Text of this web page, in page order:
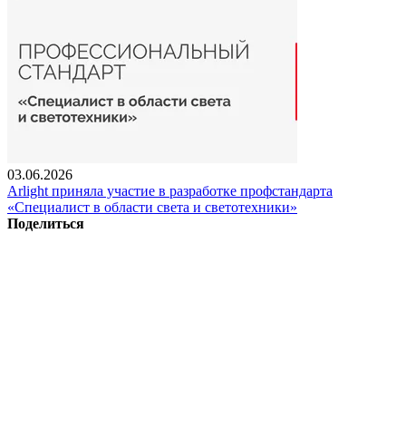
03.06.2026
Arlight приняла участие в разработке профстандарта
«Специалист в области света и светотехники»
Поделиться